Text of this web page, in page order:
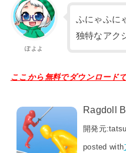
ぽよよ
ふにゃふに
独特なアク
ここから無料でダウンロード
Ragdoll
開発元:
posted with